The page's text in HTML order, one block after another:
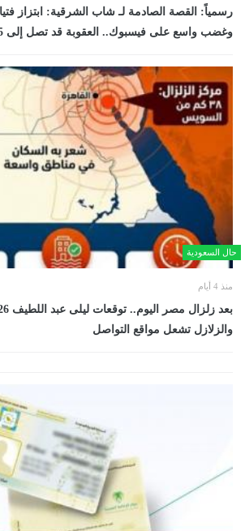
رسمياً: القصة الصادمة لـ شاب الشرقية: ابتزاز
وغضب واسع على فيسبوك.. العقوبة قد تصل إلى 5 سنوات سجن و3
حال السعودية
منذ 4 أيام
والزلازل تشعل مواقع التواصل